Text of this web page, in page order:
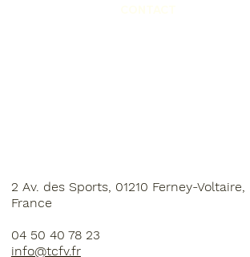
2 Av. des Sports, 01210 Ferney-Voltaire,
France
04 50 40 78 23
info@tcfv.fr